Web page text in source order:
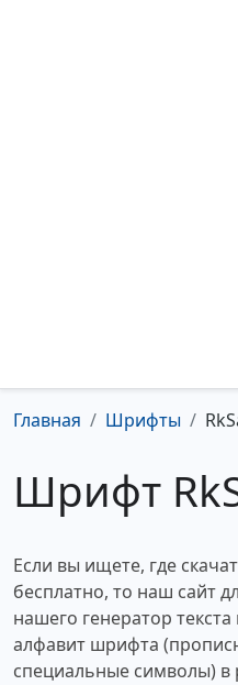
Главная Шрифты
Шрифт
Если вы ищете, где
бесплатно, то наш сайт
нашего генератор
алфавит шрифта
специальные символы)